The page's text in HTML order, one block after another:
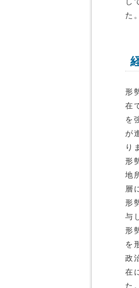
た。
形
在
を
が
り
形
地
層
形
与
形
を
政
在
た。